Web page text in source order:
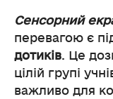
Сенсорний
перевагою є
дотиків. Це
цілій групі
важливо для